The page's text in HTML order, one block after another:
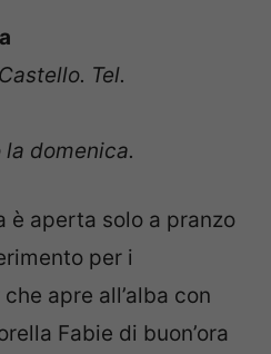
Tel.
la domenica.
è aperta solo a pranzo
per i
apre all’alba con
Fabie di buon’ora